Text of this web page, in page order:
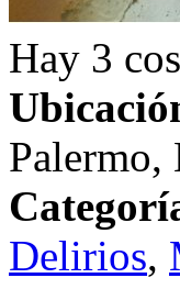
Hay 3
Palermo,
Delirios,